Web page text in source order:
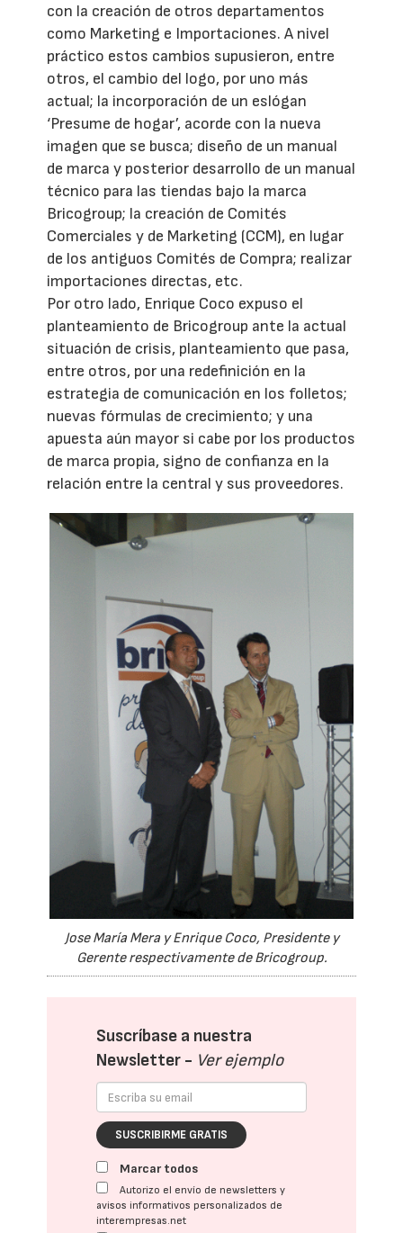
con la creación de otros departamentos
como Marketing e Importaciones. A nivel
práctico estos cambios supusieron, entre
otros, el cambio del logo, por uno más
actual; la incorporación de un eslógan
‘Presume de hogar’, acorde con la nueva
imagen que se busca; diseño de un manual
de marca y posterior desarrollo de un manual
técnico para las tiendas bajo la marca
Bricogroup; la creación de Comités
Comerciales y de Marketing (CCM), en lugar
de los antiguos Comités de Compra; realizar
importaciones directas, etc.
Por otro lado, Enrique Coco expuso el
planteamiento de Bricogroup ante la actual
situación de crisis, planteamiento que pasa,
entre otros, por una redefinición en la
estrategia de comunicación en los folletos;
nuevas fórmulas de crecimiento; y una
apuesta aún mayor si cabe por los productos
de marca propia, signo de confianza en la
relación entre la central y sus proveedores.
Jose María Mera y Enrique Coco, Presidente y
Gerente respectivamente de Bricogroup.
Suscríbase a nuestra
Newsletter - Ver ejemplo
SUSCRIBIRME GRATIS
Marcar todos
Autorizo el envío de newsletters y
avisos informativos personalizados de
interempresas.net